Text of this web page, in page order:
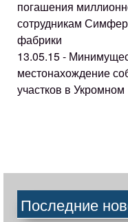
погашения
сотрудникам
фабрики
13.05.15 -
местонахождение
участков в Укромном
Последние